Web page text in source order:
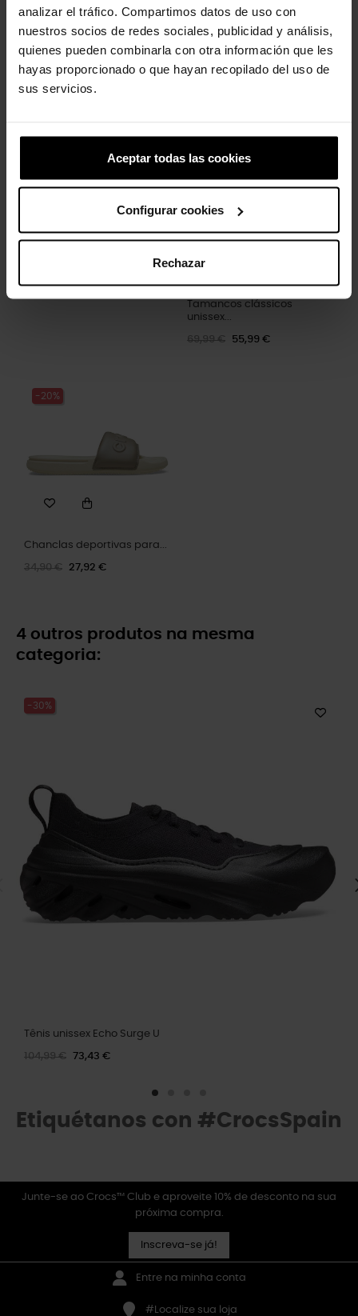
analizar el tráfico. Compartimos datos de uso con
nuestros socios de redes sociales, publicidad y análisis,
quienes pueden combinarla con otra información que les
hayas proporcionado o que hayan recopilado del uso de
sus servicios.
Aceptar todas las cookies
Configurar cookies
Rechazar
Tamancos clássicos
unissex...
Tamancos unissex Bistro U
-20%
Tamancos clássicos
unissex...
69,99 € 55,99 €
-20%
Chanclas deportivas para...
34,90 € 27,92 €
4 outros produtos na mesma
categoria:
-30%
Tênis unissex Echo Surge U
104,99 € 73,43 €
Etiquétanos con #CrocsSpain
Junte-se ao Crocs™ Club e aproveite 10% de desconto na sua
próxima compra.
Inscreva-se já!
Entre na minha conta
#Localize sua loja